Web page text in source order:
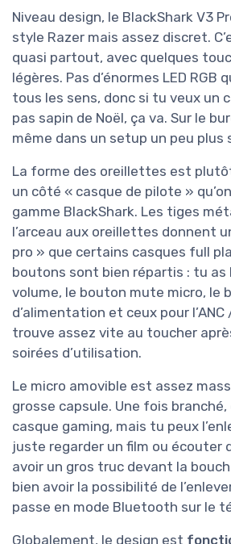
Niveau design, le BlackShark V3
style Razer mais assez discret.
quasi partout, avec quelques
légères. Pas d’énormes LED RGB
tous les sens, donc si tu veux un
pas sapin de Noël, ça va. Sur le
même dans un setup un peu plus
La forme des oreillettes est
un côté « casque de pilote »
gamme BlackShark. Les tiges
l’arceau aux oreillettes donnent
pro » que certains casques full
boutons sont bien répartis : tu as
volume, le bouton mute micro, le
d’alimentation et ceux pour l’ANC
trouve assez vite au toucher
soirées d’utilisation.
Le micro amovible est assez
grosse capsule. Une fois
casque gaming, mais tu peux
juste regarder un film ou écouter
avoir un gros truc devant la
bien avoir la possibilité de
passe en mode Bluetooth sur le
Globalement, le design est